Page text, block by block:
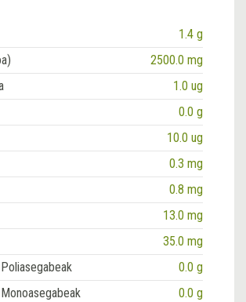
1.4 g
2500.0 mg
1.0 ug
0.0 g
10.0 ug
0.3 mg
0.8 mg
13.0 mg
35.0 mg
0.0 g
0.0 g